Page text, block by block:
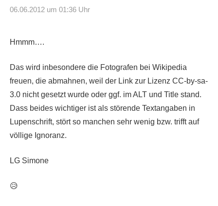
06.06.2012 um 01:36 Uhr
Hmmm….
Das wird inbesondere die Fotografen bei Wikipedia
freuen, die abmahnen, weil der Link zur Lizenz CC-by-sa-
3.0 nicht gesetzt wurde oder ggf. im ALT und Title stand.
Dass beides wichtiger ist als störende Textangaben in
Lupenschrift, stört so manchen sehr wenig bzw. trifft auf
völlige Ignoranz.
LG Simone
😥